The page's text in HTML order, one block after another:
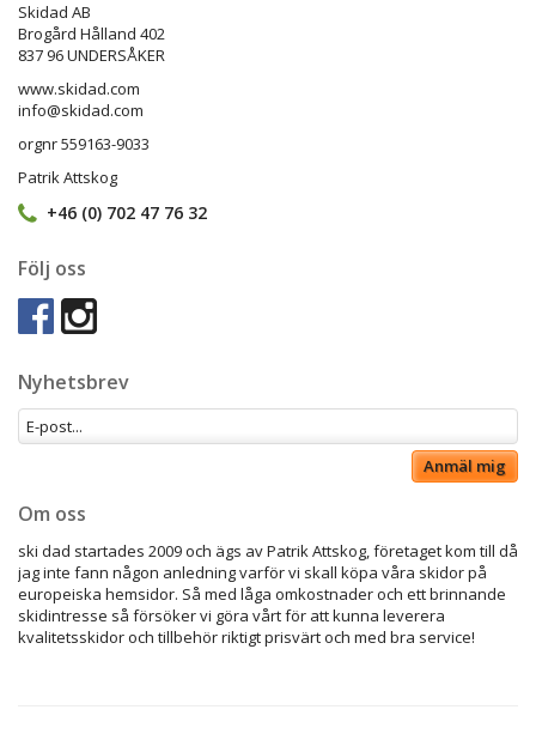
Skidad AB
Brogård Hålland 402
837 96 UNDERSÅKER
www.skidad.com
info@skidad.com
orgnr 559163-9033
Patrik Attskog
+46 (0) 702 47 76 32
Följ oss
Nyhetsbrev
Anmäl mig
Om oss
ski dad startades 2009 och ägs av Patrik Attskog, företaget kom till då
jag inte fann någon anledning varför vi skall köpa våra skidor på
europeiska hemsidor. Så med låga omkostnader och ett brinnande
skidintresse så försöker vi göra vårt för att kunna leverera
kvalitetsskidor och tillbehör riktigt prisvärt och med bra service!